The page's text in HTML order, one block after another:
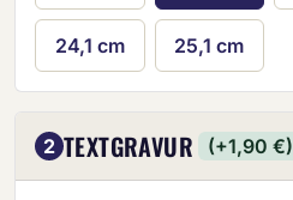
24,1 cm 25,1 cm
2 TEXTGRAVUR (+1,90 €)